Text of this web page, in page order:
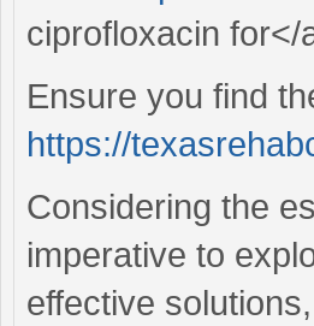
ciprofloxacin for</
Ensure you find
https://
Considering the
imperative to
effective